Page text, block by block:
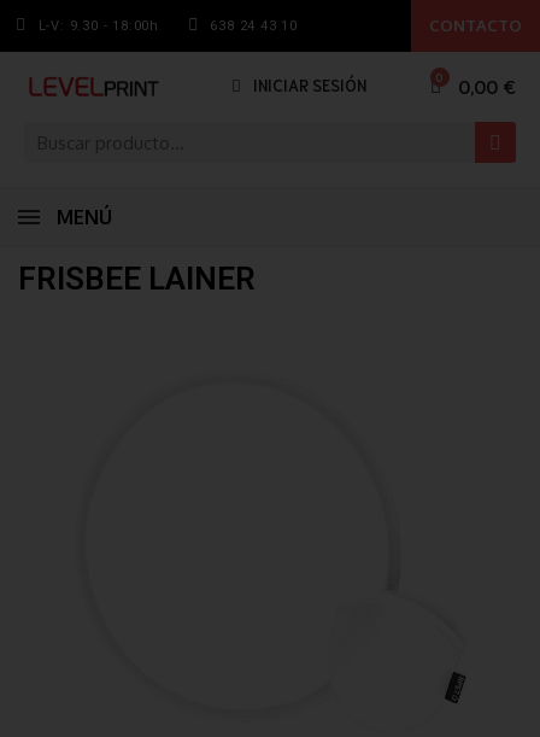
L-V: 9.30 - 18:00h 638 24 43 10 CONTACTO
INICIAR SESIÓN 0,00 €
MENÚ
FRISBEE LAINER